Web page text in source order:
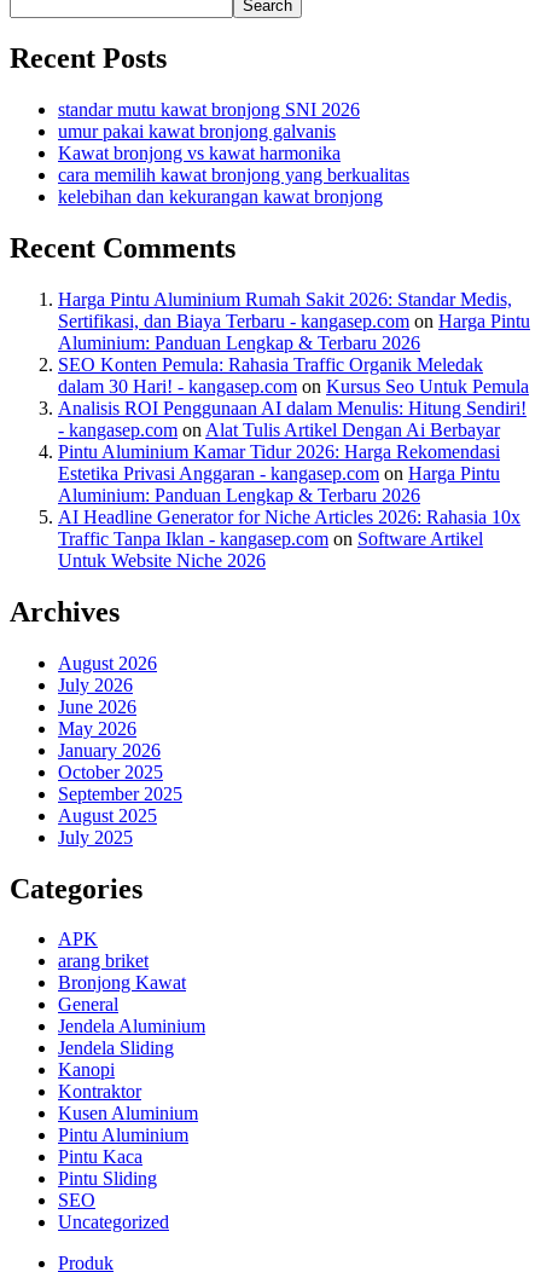
Search
Recent Posts
standar mutu kawat bronjong SNI 2026
umur pakai kawat bronjong galvanis
Kawat bronjong vs kawat harmonika
cara memilih kawat bronjong yang berkualitas
kelebihan dan kekurangan kawat bronjong
Recent Comments
Harga Pintu Aluminium Rumah Sakit 2026: Standar Medis,
Sertifikasi, dan Biaya Terbaru - kangasep.com on Harga Pintu
Aluminium: Panduan Lengkap & Terbaru 2026
SEO Konten Pemula: Rahasia Traffic Organik Meledak
dalam 30 Hari! - kangasep.com on Kursus Seo Untuk Pemula
Analisis ROI Penggunaan AI dalam Menulis: Hitung Sendiri!
- kangasep.com on Alat Tulis Artikel Dengan Ai Berbayar
Pintu Aluminium Kamar Tidur 2026: Harga Rekomendasi
Estetika Privasi Anggaran - kangasep.com on Harga Pintu
Aluminium: Panduan Lengkap & Terbaru 2026
AI Headline Generator for Niche Articles 2026: Rahasia 10x
Traffic Tanpa Iklan - kangasep.com on Software Artikel
Untuk Website Niche 2026
Archives
August 2026
July 2026
June 2026
May 2026
January 2026
October 2025
September 2025
August 2025
July 2025
Categories
APK
arang briket
Bronjong Kawat
General
Jendela Aluminium
Jendela Sliding
Kanopi
Kontraktor
Kusen Aluminium
Pintu Aluminium
Pintu Kaca
Pintu Sliding
SEO
Uncategorized
Produk